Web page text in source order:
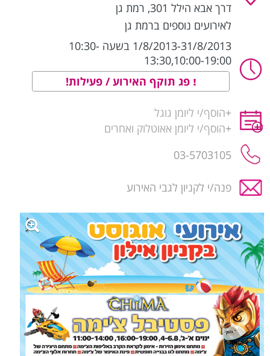
דרך אבא הילל 301 , רמת גן
לאירועים נוספים ברמת גן
1/8/2013-31/8/2013 בשעה 10:30-
13:30,10:00-19:00
פג תוקף האירוע / פעילות!
+הוסף/י ליומן גוגל
+הוסף/י ליומן אאוטלוק ואחרים
03-5703105
פנה/י לקניון לגבי האירוע